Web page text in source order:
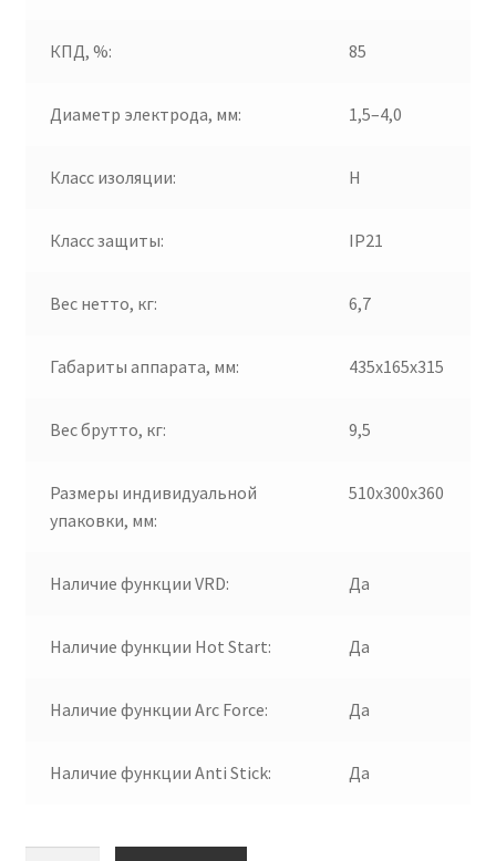
КПД, %: 85
Диаметр электрода, мм: 1,5–4,0
Класс изоляции: H
Класс защиты: IP21
Вес нетто, кг: 6,7
Габариты аппарата, мм: 435х165х315
Вес брутто, кг: 9,5
Размеры индивидуальной
упаковки, мм:
510х300х360
Наличие функции VRD: Да
Наличие функции Hot Start: Да
Наличие функции Arc Force: Да
Наличие функции Anti Stick: Да